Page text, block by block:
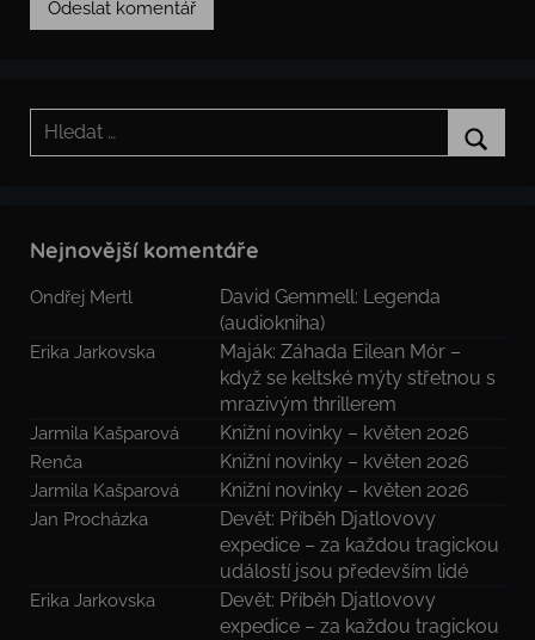
Hledat:
Nejnovější komentáře
Ondřej Mertl
David Gemmell: Legenda
(audiokniha)
Erika Jarkovska
Maják: Záhada Eilean Mór –
když se keltské mýty střetnou s
mrazivým thrillerem
Jarmila Kašparová Knižní novinky – květen 2026
Renča Knižní novinky – květen 2026
Jarmila Kašparová Knižní novinky – květen 2026
Jan Procházka
Devět: Příběh Djatlovovy
expedice – za každou tragickou
událostí jsou především lidé
Erika Jarkovska
Devět: Příběh Djatlovovy
expedice – za každou tragickou